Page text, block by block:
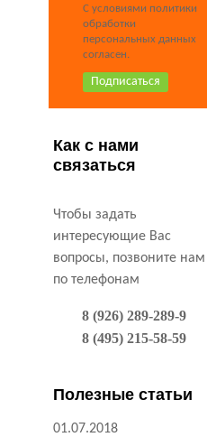
С условиями политики
обработки
персональных данных
согласен.
Как с нами
связаться
Чтобы задать
интересующие Вас
вопросы, позвоните нам
по телефонам
8 (926) 289-289-9
8 (495) 215-58-59
Полезные статьи
01.07.2018